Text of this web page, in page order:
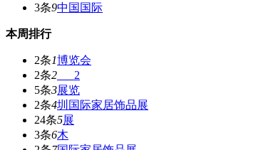
3条9中国国际
本周排行
2条1博览会
2条2 ___2
5条3展览
2条4圳国际家居饰品展
24条5展
3条6木